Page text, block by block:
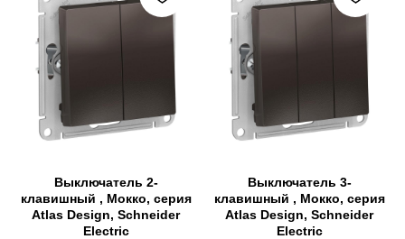
Выключатель 2-
клавишный , Мокко, серия
Atlas Design, Schneider
Electric
Выключатель 3-
клавишный , Мокко, серия
Atlas Design, Schneider
Electric